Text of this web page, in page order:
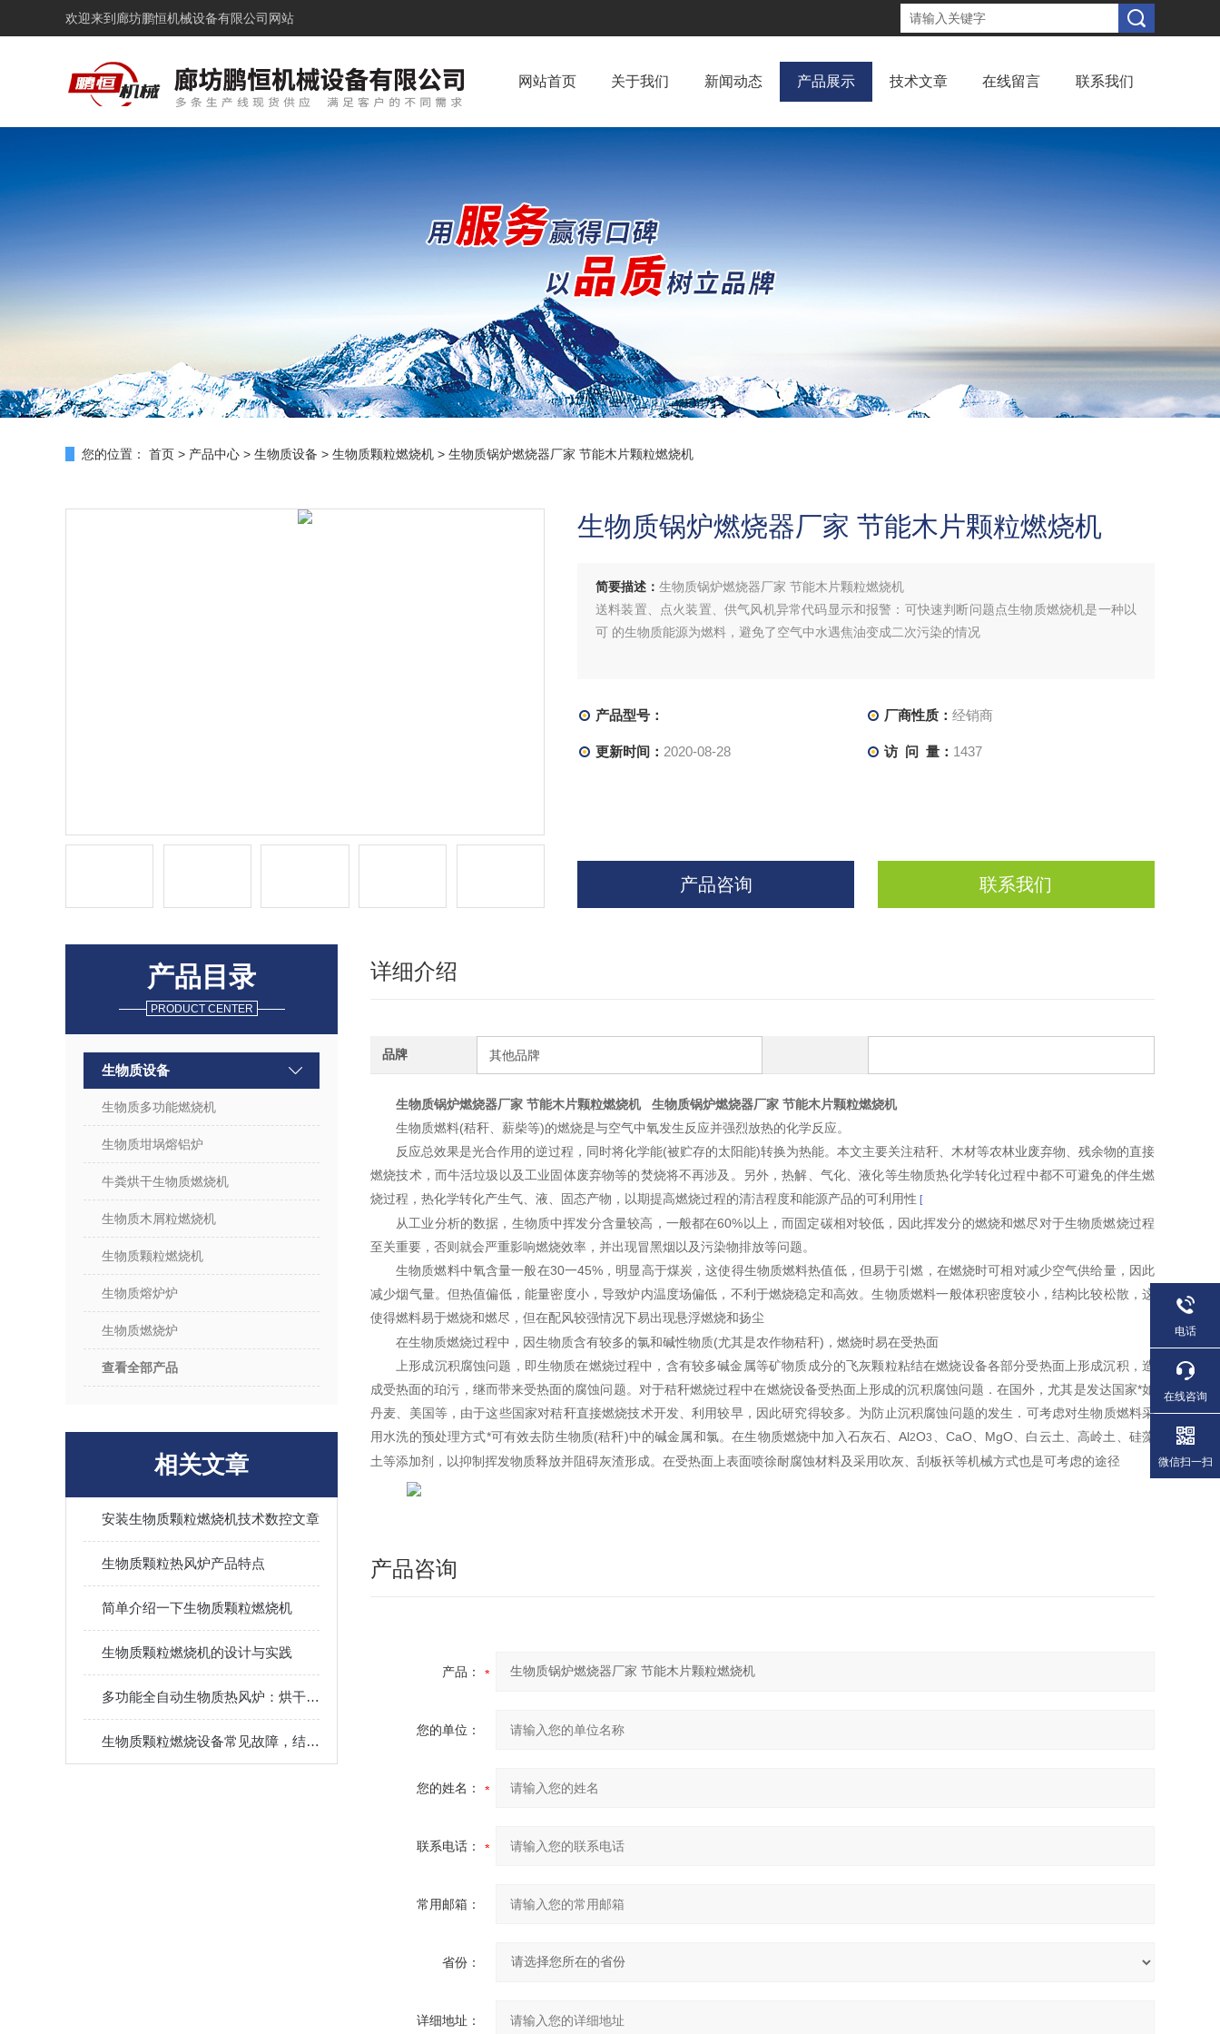
欢迎来到 廊坊鹏恒机械设备有限公司网站
网站首页 关于我们 新闻动态 产品展示 技术文章 在线留言 联系我们
您的位置： 首页 > 产品中心 > 生物质设备 > 生物质颗粒燃烧机 > 生物质锅炉燃烧器厂家 节能木片颗粒燃烧机
生物质锅炉燃烧器厂家 节能木片颗粒燃烧机
简要描述： 生物质锅炉燃烧器厂家 节能木片颗粒燃烧机
送料装置、点火装置、供气风机异常代码显示和报警：可快速判断问题点生物质燃烧机是一种以
可 的生物质能源为燃料，避免了空气中水遇焦油变成二次污染的情况
产品型号： 厂商性质： 经销商
更新时间： 2020-08-28 访 问 量： 1437
产品咨询 联系我们
产品目录
PRODUCT CENTER
生物质设备
生物质多功能燃烧机
生物质坩埚熔铝炉
牛粪烘干生物质燃烧机
生物质木屑粒燃烧机
生物质颗粒燃烧机
生物质熔炉炉
生物质燃烧炉
查看全部产品
相关文章
安装生物质颗粒燃烧机技术数控文章
生物质颗粒热风炉产品特点
简单介绍一下生物质颗粒燃烧机
生物质颗粒燃烧机的设计与实践
多功能全自动生物质热风炉：烘干、加热、供暖一机多用，提升生产效率
生物质颗粒燃烧设备常见故障，结焦熄火排烟异常原因排查维修方法
详细介绍
品牌 其他品牌
生物质锅炉燃烧器厂家 节能木片颗粒燃烧机
生物质锅炉燃烧器厂家 节能木片颗粒燃烧机
生物质燃料(秸秆、薪柴等)的燃烧是与空气中氧发生反应并强烈放热的化学反应。
反应总效果是光合作用的逆过程，同时将化学能(被贮存的太阳能)转换为热能。本文主要关注秸秆、木材等农林业废弃物、残余物的直接
燃烧技术，而牛活垃圾以及工业固体废弃物等的焚烧将不再涉及。另外，热解、气化、液化等生物质热化学转化过程中都不可避免的伴生燃
烧过程，热化学转化产生气、液、固态产物，以期提高燃烧过程的清洁程度和能源产品的可利用性 [
从工业分析的数据，生物质中挥发分含量较高，一般都在60%以上，而固定碳相对较低，因此挥发分的燃烧和燃尽对于生物质燃烧过程
至关重要，否则就会严重影响燃烧效率，并出现冒黑烟以及污染物排放等问题。
生物质燃料中氧含量一般在30一45%，明显高于煤炭，这使得生物质燃料热值低，但易于引燃，在燃烧时可相对减少空气供给量，因此
减少烟气量。但热值偏低，能量密度小，导致炉内温度场偏低，不利于燃烧稳定和高效。生物质燃料一般体积密度较小，结构比较松散，这
使得燃料易于燃烧和燃尽，但在配风较强情况下易出现悬浮燃烧和扬尘
在生物质燃烧过程中，因生物质含有较多的氯和碱性物质(尤其是农作物秸秆)，燃烧时易在受热面
上形成沉积腐蚀问题，即生物质在燃烧过程中，含有较多碱金属等矿物质成分的飞灰颗粒粘结在燃烧设备各部分受热面上形成沉积，造
成受热面的珀污，继而带来受热面的腐蚀问题。对于秸秆燃烧过程中在燃烧设备受热面上形成的沉积腐蚀问题．在国外，尤其是发达国家*如
丹麦、美国等，由于这些国家对秸秆直接燃烧技术开发、利用较早，因此研究得较多。为防止沉积腐蚀问题的发生．可考虑对生物质燃料采
用水洗的预处理方式*可有效去防生物质(秸秆)中的碱金属和氯。在生物质燃烧中加入石灰石、Al2O3
、CaO、MgO、白云土、高岭土、硅藻
土等添加剂，以抑制挥发物质释放并阻碍灰渣形成。在受热面上表面喷徐耐腐蚀材料及采用吹灰、刮板袄等机械方式也是可考虑的途径
产品咨询
产品：
您的单位：
您的姓名：
联系电话：
常用邮箱：
省份：
详细地址：
电话
在线咨询
微信扫一扫